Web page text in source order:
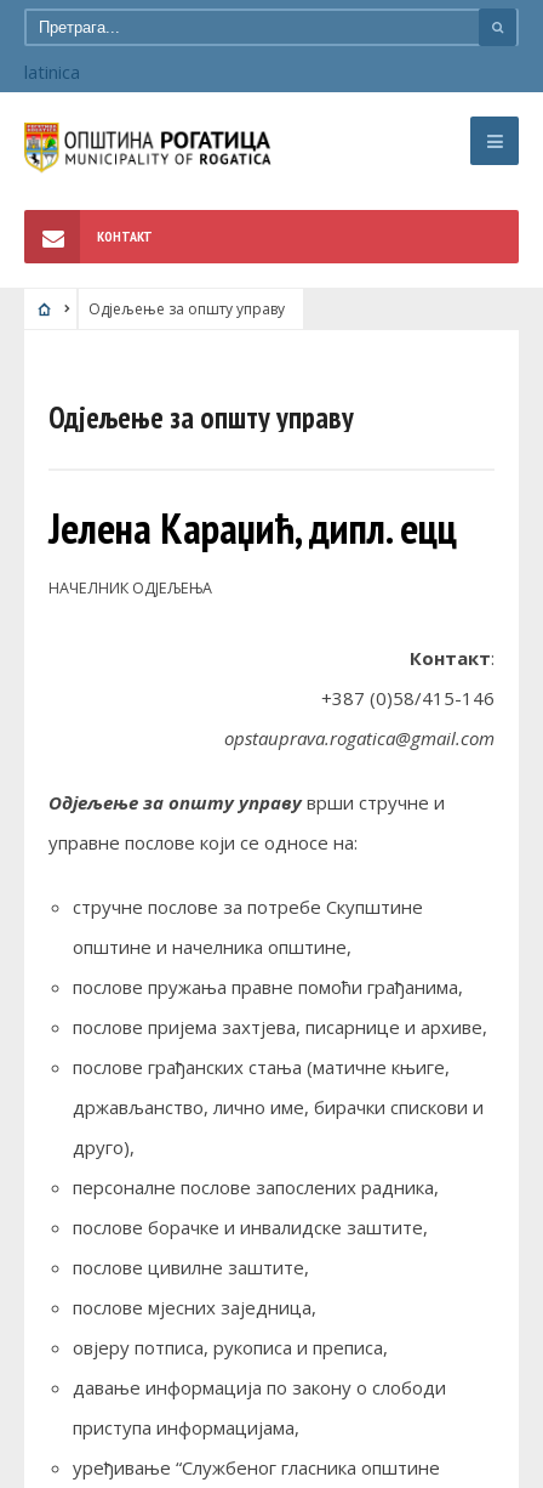
latinica
КОНТАКТ
Одјељење за општу управу
Одјељење за општу управу
Јелена Караџић, дипл. ецц
НАЧЕЛНИК ОДЈЕЉЕЊА
Контакт:
+387 (0)58/415-146
opstauprava.rogatica@gmail.com
Одјељење за општу управуврши стручне и
управне послове који се односе на:
стручне послове за потребе Скупштине
општине и начелника општине,
послове пружања правне помоћи грађанима,
послове пријема захтјева, писарнице и архиве,
послове грађанских стања (матичне књиге,
држављанство, лично име, бирачки спискови и
друго),
персоналне послове запослених радника,
послове борачке и инвалидске заштите,
послове цивилне заштите,
послове мјесних заједница,
овјеру потписа, рукописа и преписа,
давање информација по закону о слободи
приступа информацијама,
уређивање “Службеног гласника општине